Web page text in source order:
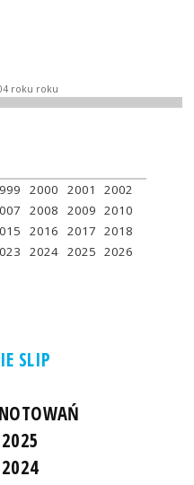
roku roku
2000 2001
2002
2008 2009 2010
2016 2017 2018
2024 2025 2026
SLIP